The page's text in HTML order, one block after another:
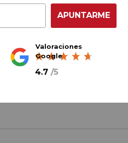
APUNTARME
Valoraciones
Google
4.7 /5